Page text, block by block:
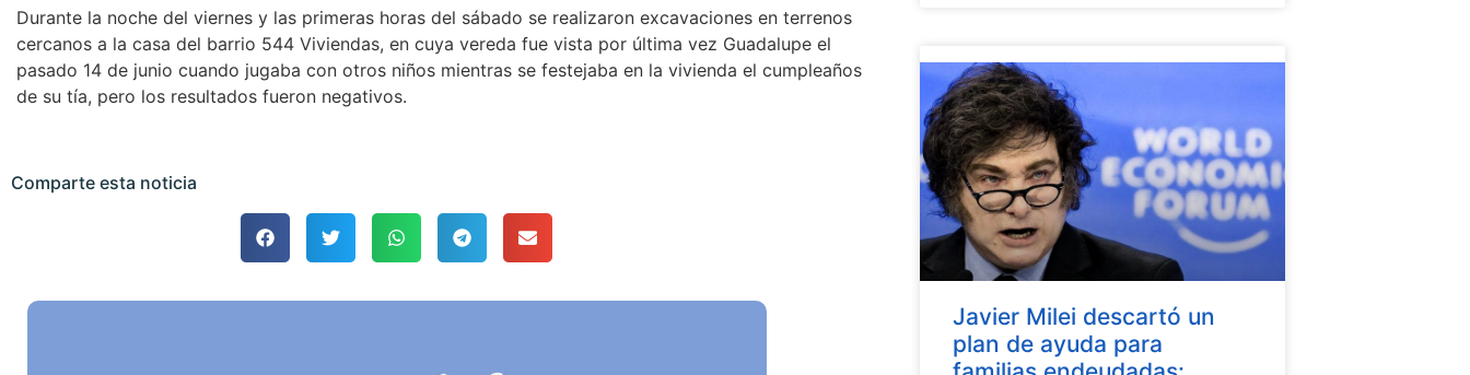
Durante la noche del viernes y las primeras horas del sábado se realizaron excavaciones en terrenos
cercanos a la casa del barrio 544 Viviendas, en cuya vereda fue vista por última vez Guadalupe el
pasado 14 de junio cuando jugaba con otros niños mientras se festejaba en la vivienda el cumpleaños
de su tía, pero los resultados fueron negativos.
Comparte esta noticia
Javier Milei descartó un
plan de ayuda para